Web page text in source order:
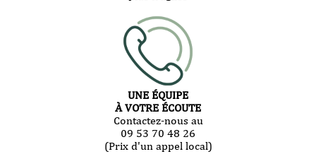
UNE ÉQUIPE
À VOTRE ÉCOUTE
Contactez-nous au
09 53 70 48 26
(Prix d'un appel local)